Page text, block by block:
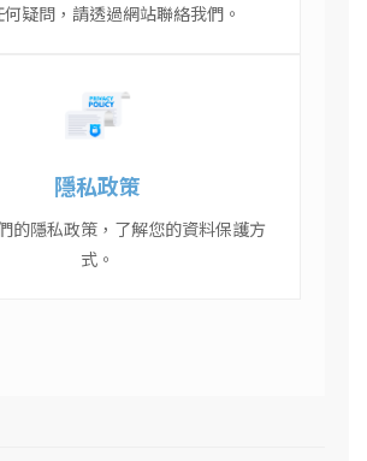
疑問，請透過網站聯絡我們。
隱私政策
的隱私政策，了解您的資料保護方
式。